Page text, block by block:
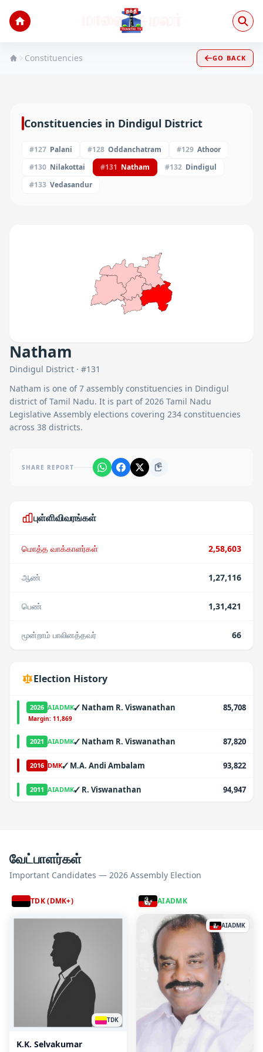
Constituencies GO BACK
Constituencies in Dindigul District
#127 Palani #128 Oddanchatram #129 Athoor
#130 Nilakottai #131 Natham #132 Dindigul
#133 Vedasandur
Natham
Dindigul District · #131
Natham is one of7 assembly constituencies in Dindigul
district of Tamil Nadu. It is part of 2026 Tamil Nadu
Legislative Assembly elections covering 234 constituencies
across 38 districts.
SHARE REPORT
புள்ளிவிவரங்கள்
மொத்த வாக்காளர்கள் 2,58,603
ஆண் 1,27,116
பெண் 1,31,421
மூன்றாம் பாலினத்தவர் 66
Election History
2026 AIADMK✓ Natham R. Viswanathan 85,708
·Margin: 11,869
2021 AIADMK✓ Natham R. Viswanathan 87,820
2016 DMK✓ M.A. Andi Ambalam 93,822
2011 AIADMK✓ R. Viswanathan 94,947
வேட்பாளர்கள்
Important Candidates — 2026 Assembly Election
TDK (DMK+)
TDK
K.K. Selvakumar
AIADMK
AIADMK